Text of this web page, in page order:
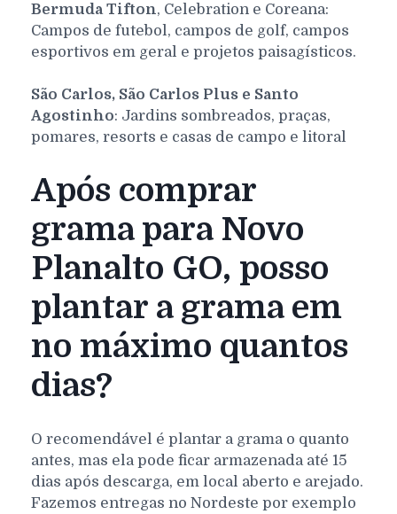
Bermuda Tifton, Celebration e Coreana:
Campos de futebol, campos de golf, campos
esportivos em geral e projetos paisagísticos.
São Carlos, São Carlos Plus e Santo
Agostinho: Jardins sombreados, praças,
pomares, resorts e casas de campo e litoral
Após comprar
grama para Novo
Planalto GO, posso
plantar a grama em
no máximo quantos
dias?
O recomendável é plantar a grama o quanto
antes, mas ela pode ficar armazenada até 15
dias após descarga, em local aberto e arejado.
Fazemos entregas no Nordeste por exemplo